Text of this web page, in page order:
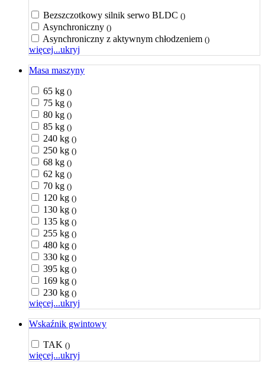
Bezszczotkowy silnik serwo BLDC ()
Asynchroniczny ()
Asynchroniczny z aktywnym chłodzeniem ()
więcej...ukryj
Masa maszyny
65 kg ()
75 kg ()
80 kg ()
85 kg ()
240 kg ()
250 kg ()
68 kg ()
62 kg ()
70 kg ()
120 kg ()
130 kg ()
135 kg ()
255 kg ()
480 kg ()
330 kg ()
395 kg ()
169 kg ()
230 kg ()
więcej...ukryj
Wskaźnik gwintowy
TAK ()
więcej...ukryj